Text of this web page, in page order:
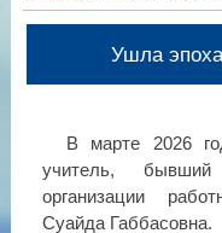
Ушла
В марте 2026
учитель, бывший
организации
Суайда Габбасовна.